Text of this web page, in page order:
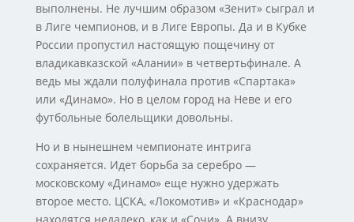
выполнены. Не лучшим образом «Зенит» сыграл и
в Лиге чемпионов, и в Лиге Европы. Да и в Кубке
России пропустил настоящую пощечину от
владикавказской «Алании» в четвертьфинале. А
ведь мы ждали полуфинала против «Спартака»
или «Динамо». Но в целом город на Неве и его
футбольные болельщики довольны.
Но и в нынешнем чемпионате интрига
сохраняется. Идет борьба за серебро —
московскому «Динамо» еще нужно удержать
второе место. ЦСКА, «Локомотив» и «Краснодар»